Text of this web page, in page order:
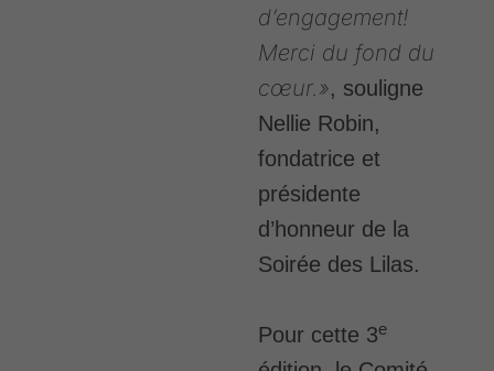
d’engagement!
Merci du fond du
cœur.», souligne
Nellie Robin,
fondatrice et
présidente
d’honneur de la
Soirée des Lilas.
Pour cette 3e